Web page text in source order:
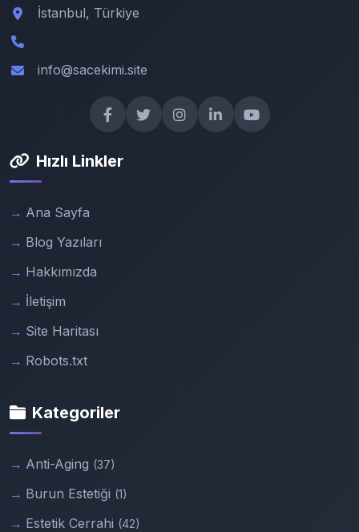
İstanbul, Türkiye
info@sacekimi.site
Hızlı Linkler
Ana Sayfa
Blog Yazıları
Hakkımızda
İletişim
Site Haritası
Robots.txt
Kategoriler
Anti-Aging (37)
Burun Estetiği (1)
Estetik Cerrahi (42)